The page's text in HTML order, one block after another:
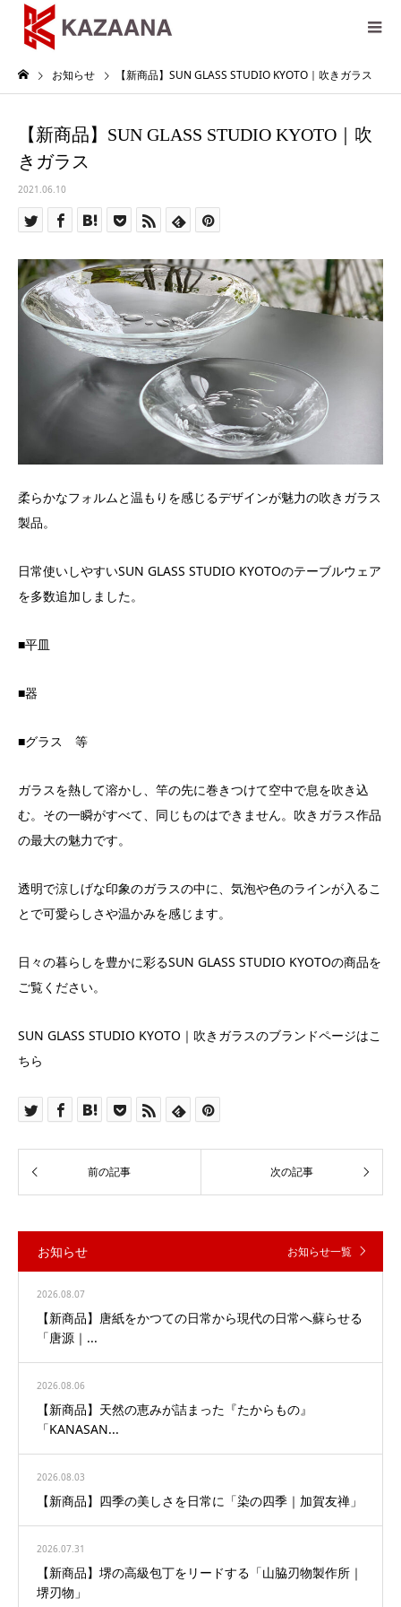
お知らせ 【新商品】SUN GLASS STUDIO KYOTO｜吹きガラス
【新商品】SUN GLASS STUDIO KYOTO｜吹
きガラス
2021.06.10
柔らかなフォルムと温もりを感じるデザインが魅力の吹きガラス
製品。
日常使いしやすいSUN GLASS STUDIO KYOTOのテーブルウェア
を多数追加しました。
■平皿
■器
■グラス 等
ガラスを熱して溶かし、竿の先に巻きつけて空中で息を吹き込
む。その一瞬がすべて、同じものはできません。吹きガラス作品
の最大の魅力です。
透明で涼しげな印象のガラスの中に、気泡や色のラインが入るこ
とで可愛らしさや温かみを感じます。
日々の暮らしを豊かに彩るSUN GLASS STUDIO KYOTOの商品を
ご覧ください。
SUN GLASS STUDIO KYOTO｜吹きガラスのブランドページはこ
ちら
お知らせ お知らせ一覧
2026.08.07
【新商品】唐紙をかつての日常から現代の日常へ蘇らせる
「唐源｜...
2026.08.06
【新商品】天然の恵みが詰まった『たからもの』
「KANASAN...
2026.08.03
【新商品】四季の美しさを日常に「染の四季｜加賀友禅」
2026.07.31
【新商品】堺の高級包丁をリードする「山脇刃物製作所｜
堺刃物」